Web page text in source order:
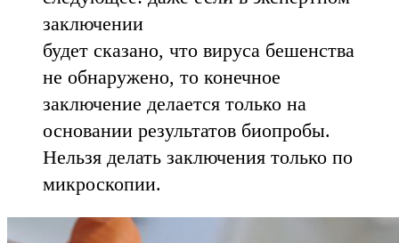
заключении
будет сказано, что вируса бешенства
не обнаружено, то конечное
заключение делается только на
основании результатов биопробы.
Нельзя делать заключения только по
микроскопии.